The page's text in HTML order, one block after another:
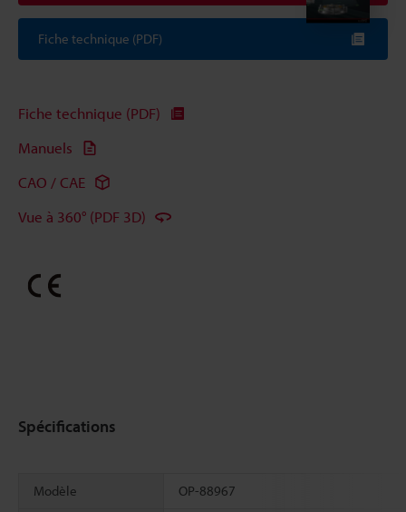
Fiche technique (PDF)
Fiche technique (PDF)
Manuels
CAO / CAE
Vue à 360° (PDF 3D)
Spécifications
Modèle OP-88967